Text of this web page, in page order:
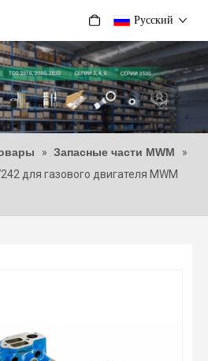
Pусский
» Запасные части MWM
»
для газового двигателя MWM